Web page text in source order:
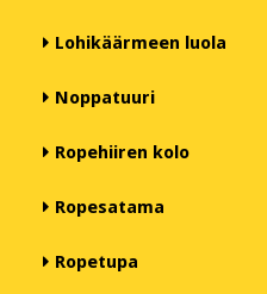
Lohikäärmeen luola
Noppatuuri
Ropehiiren kolo
Ropesatama
Ropetupa